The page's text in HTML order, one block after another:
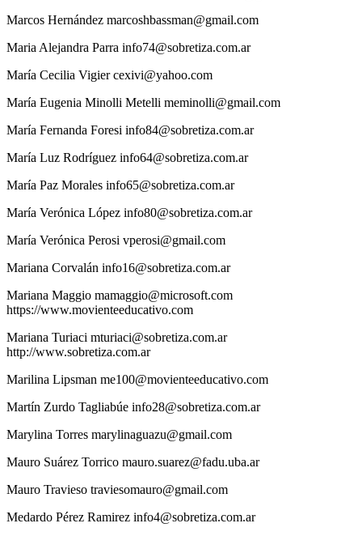
Marcos Hernández marcoshbassman@gmail.com
Maria Alejandra Parra info74@sobretiza.com.ar
María Cecilia Vigiercexivi@yahoo.com
María Eugenia Minolli Metelli meminolli@gmail.com
María Fernanda Foresi info84@sobretiza.com.ar
María Luz Rodríguez info64@sobretiza.com.ar
María Paz Morales info65@sobretiza.com.ar
María Verónica López info80@sobretiza.com.ar
María Verónica Perosi vperosi@gmail.com
Mariana Corvalán info16@sobretiza.com.ar
Mariana Maggio mamaggio@microsoft.com
https://www.movienteeducativo.com
Mariana Turiaci mturiaci@sobretiza.com.ar
http://www.sobretiza.com.ar
Marilina Lipsman me100@movienteeducativo.com
Martín Zurdo Tagliabúe info28@sobretiza.com.ar
Marylina Torres marylinaguazu@gmail.com
Mauro Suárez Torrico mauro.suarez@fadu.uba.ar
Mauro Travieso traviesomauro@gmail.com
Medardo Pérez Ramirez info4@sobretiza.com.ar